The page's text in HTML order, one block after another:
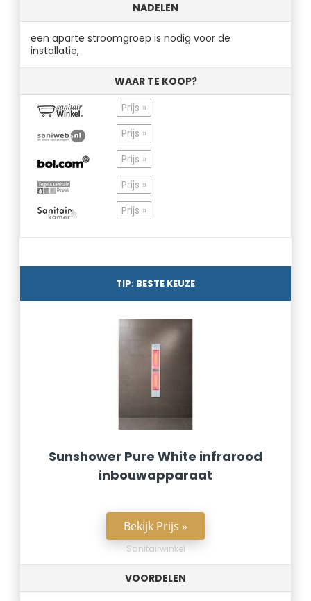
NADELEN
een aparte stroomgroep is nodig voor de
installatie,
WAAR TE KOOP?
Prijs »
Prijs »
Prijs »
Prijs »
Prijs »
TIP: BESTE KEUZE
Sunshower Pure White infrarood
inbouwapparaat
Bekijk Prijs »
Sanitairwinkel
VOORDELEN